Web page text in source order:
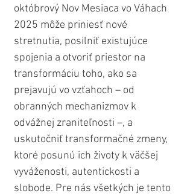
októbrový Nov Mesiaca vo Váhach
2025 môže priniesť nové
stretnutia, posilniť existujúce
spojenia a otvoriť priestor na
transformáciu toho, ako sa
prejavujú vo vzťahoch – od
obranných mechanizmov k
odvážnej zraniteľnosti –, a
uskutočniť transformačné zmeny,
ktoré posunú ich životy k väčšej
vyváženosti, autentickosti a
slobode. Pre nás všetkých je tento